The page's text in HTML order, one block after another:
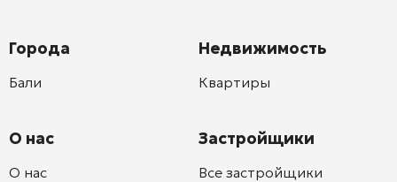
Города
Бали
О нас
О нас
Недвижимость
Квартиры
Застройщики
Все застройщики